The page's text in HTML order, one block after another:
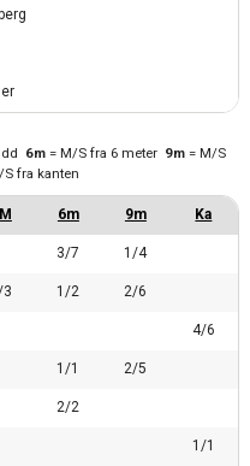
3/7 1/4
3 1/2 2/6
4/6
1/1 2/5
2/2
1/1
6m= M/S fra 6 meter 9m= M/S
fra kanten